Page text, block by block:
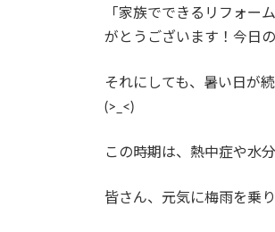
「家族でできるリフォ
がとうございます！今日
それにしても、暑い日が
(>_<)
この時期は、熱中症や水
皆さん、元気に梅雨を乗